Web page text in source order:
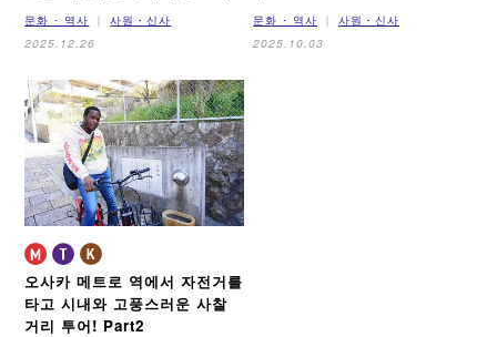
문화 ･ 역사
사원・신사
2025.12.26
문화 ･ 역사
사원・신사
2025.10.03
오사카 메트로 역에서 자전거를
타고시내와 고풍스러운 사찰
거리 투어! Part2